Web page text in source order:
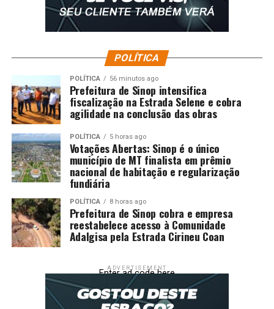
POLÍTICA
POLÍTICA 56 minutos ago
Prefeitura de Sinop intensifica
fiscalização na Estrada Selene e cobra
agilidade na conclusão das obras
POLÍTICA 5 horas ago
Votações Abertas: Sinop é o único
município de MT finalista em prêmio
nacional de habitação e regularização
fundiária
POLÍTICA 8 horas ago
Prefeitura de Sinop cobra e empresa
reestabelece acesso à Comunidade
Adalgisa pela Estrada Cirineu Coan
ADVERTISEMENT
Enter ad code here